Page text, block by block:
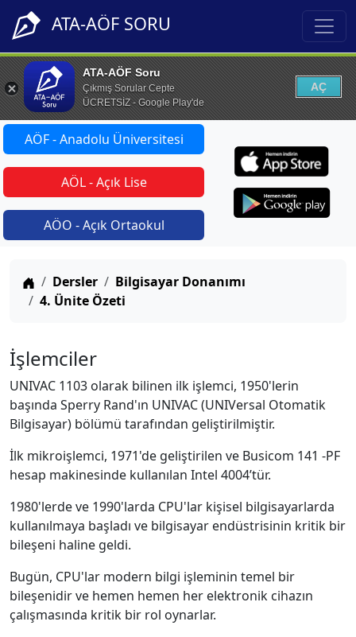
ATA-AÖF SORU
ATA-AÖF Soru
Çıkmış Sorular Cepte
ÜCRETSİZ - Google Play'de
AÇ
AÖF - Anadolu Üniversitesi
AÖL - Açık Lise
AÖO - Açık Ortaokul
Anasayfa
Dersler
Bilgisayar Donanımı
4. Ünite Özeti
İşlemciler
UNIVAC 1103 olarak bilinen ilk işlemci, 1950'lerin
başında Sperry Rand'ın UNIVAC (UNIVersal Otomatik
Bilgisayar) bölümü tarafından geliştirilmiştir.
İlk mikroişlemci, 1971'de geliştirilen ve Busicom 141 -PF
hesap makinesinde kullanılan Intel 4004’tür.
1980'lerde ve 1990'larda CPU'lar kişisel bilgisayarlarda
kullanılmaya başladı ve bilgisayar endüstrisinin kritik bir
bileşeni haline geldi.
Bugün, CPU'lar modern bilgi işleminin temel bir
bileşenidir ve hemen hemen her elektronik cihazın
çalışmasında kritik bir rol oynarlar.